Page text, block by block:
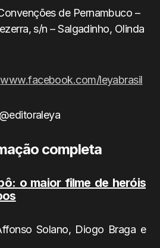
de Pernambuco –
s/n – Salgadinho, Olinda
www.facebook.com/leyabrasil
completa
o maior filme de heróis
Solano, Diogo Braga e